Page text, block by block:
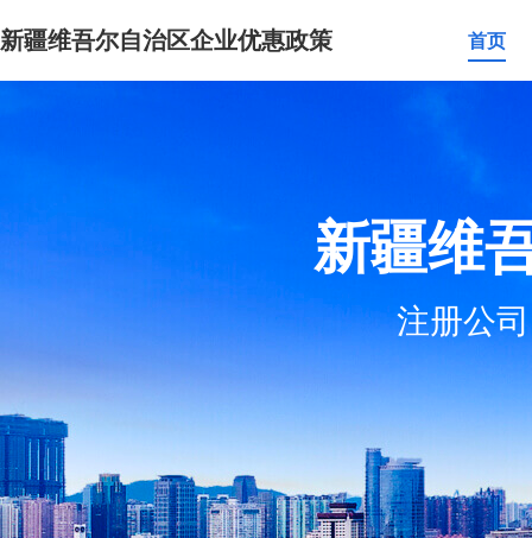
新疆维吾尔自治区企业优惠政策 首页
新疆维
注册公